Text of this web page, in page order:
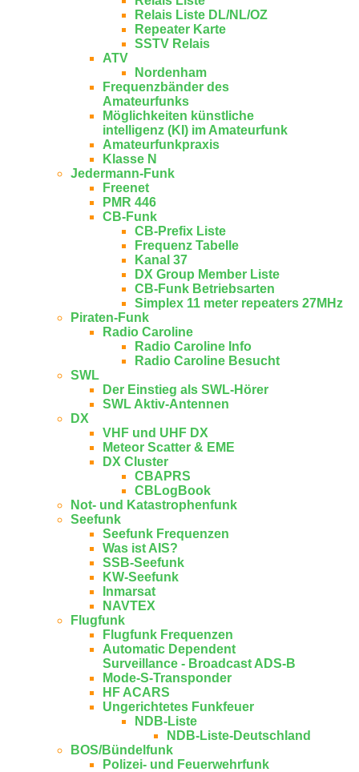
Relais Liste DL/NL/OZ
Repeater Karte
SSTV Relais
ATV
Nordenham
Frequenzbänder des
Amateurfunks
Möglichkeiten künstliche
intelligenz (KI) im Amateurfunk
Amateurfunkpraxis
Klasse N
Jedermann-Funk
Freenet
PMR 446
CB-Funk
CB-Prefix Liste
Frequenz Tabelle
Kanal 37
DX Group Member Liste
CB-Funk Betriebsarten
Simplex 11 meter repeaters 27MHz
Piraten-Funk
Radio Caroline
Radio Caroline Info
Radio Caroline Besucht
SWL
Der Einstieg als SWL-Hörer
SWL Aktiv-Antennen
DX
VHF und UHF DX
Meteor Scatter & EME
DX Cluster
CBAPRS
CBLogBook
Not- und Katastrophenfunk
Seefunk
Seefunk Frequenzen
Was ist AIS?
SSB-Seefunk
KW-Seefunk
In­mar­sat
NAV­TEX
Flugfunk
Flugfunk Frequenzen
Automatic Dependent
Surveillance - Broadcast ADS-B
Mode-S-Transponder
HF ACARS
Ungerichtetes Funkfeuer
NDB-Liste
NDB-Liste-Deutschland
BOS/Bündelfunk
Polizei- und Feuerwehrfunk